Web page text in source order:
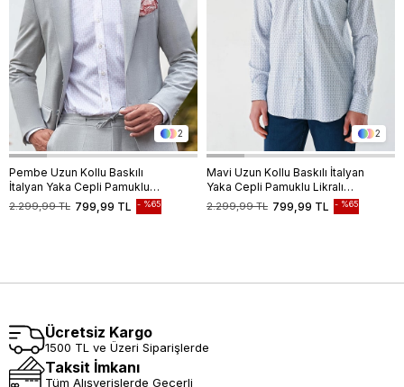
2
Pembe Uzun Kollu Baskılı
İtalyan Yaka Cepli Pamuklu
Likralı Comfort Fit Gömlek
1004240160
799,99 TL
2.299,99 TL %65
2
Mavi Uzun Kollu Baskılı İtalyan
Yaka Cepli Pamuklu Likralı
Comfort Fit Gömlek
1004240160
799,99 TL
2.299,99 TL %65
Ücretsiz Kargo
1500 TL ve Üzeri Siparişlerde
Taksit İmkanı
Tüm Alışverişlerde Geçerli